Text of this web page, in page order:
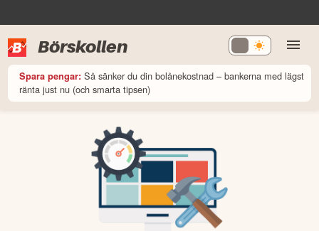
Börskollen
Spara pengar: Så sänker du din bolånekostnad – bankerna med lägst
ränta just nu (och smarta tipsen)